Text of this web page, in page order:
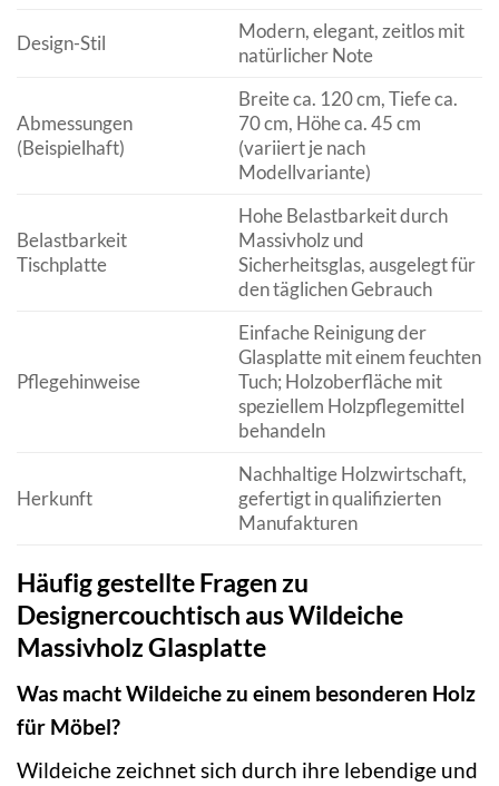
Design-Stil
Modern, elegant, zeitlos mit
natürlicher Note
Abmessungen
(Beispielhaft)
Breite ca. 120 cm, Tiefe ca.
70 cm, Höhe ca. 45 cm
(variiert je nach
Modellvariante)
Belastbarkeit
Tischplatte
Hohe Belastbarkeit durch
Massivholz und
Sicherheitsglas, ausgelegt für
den täglichen Gebrauch
Pflegehinweise
Einfache Reinigung der
Glasplatte mit einem feuchten
Tuch; Holzoberfläche mit
speziellem Holzpflegemittel
behandeln
Herkunft
Nachhaltige Holzwirtschaft,
gefertigt in qualifizierten
Manufakturen
Häufig gestellte Fragen zu
Designercouchtisch aus Wildeiche
Massivholz Glasplatte
Was macht Wildeiche zu einem besonderen Holz
für Möbel?
Wildeiche zeichnet sich durch ihre lebendige und